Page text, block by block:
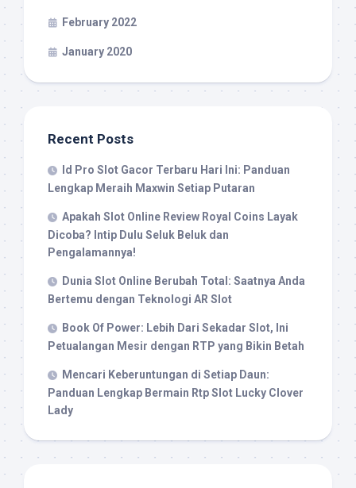
February 2022
January 2020
Recent Posts
Id Pro Slot Gacor Terbaru Hari Ini: Panduan
Lengkap Meraih Maxwin Setiap Putaran
Apakah Slot Online Review Royal Coins Layak
Dicoba? Intip Dulu Seluk Beluk dan
Pengalamannya!
Dunia Slot Online Berubah Total: Saatnya Anda
Bertemu dengan Teknologi AR Slot
Book Of Power: Lebih Dari Sekadar Slot, Ini
Petualangan Mesir dengan RTP yang Bikin Betah
Mencari Keberuntungan di Setiap Daun:
Panduan Lengkap Bermain Rtp Slot Lucky Clover
Lady